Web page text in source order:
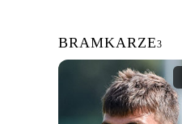
BRAMKARZE3